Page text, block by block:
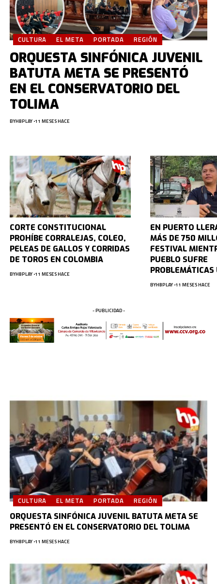
CULTURA EL META PORTADA REGIÓN
ORQUESTA SINFÓNICA JUVENIL
BATUTA META SE PRESENTÓ
EN EL CONSERVATORIO DEL
TOLIMA
BYHBPLAY 11 MESES HACE
CORTE CONSTITUCIONAL
PROHÍBE CORRALEJAS, COLEO,
PELEAS DE GALLOS Y CORRIDAS
DE TOROS EN COLOMBIA
BYHBPLAY 11 MESES HACE
EN PUERTO
MÁS DE 750
FESTIVAL
PUEBLO SUFRE
PROBLEMÁTICAS
BYHBPLAY 11 MESES HACE
- PUBLICIDAD -
CULTURA EL META PORTADA REGIÓN
ORQUESTA SINFÓNICA JUVENIL BATUTA META SE
PRESENTÓ EN EL CONSERVATORIO DEL TOLIMA
BYHBPLAY 11 MESES HACE